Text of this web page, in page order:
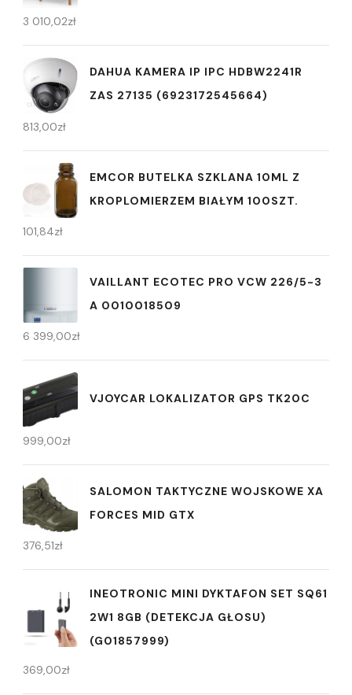
3 010,02zł
DAHUA KAMERA IP IPC HDBW2241R
ZAS 27135 (6923172545664)
813,00zł
EMCOR BUTELKA SZKLANA 10ML Z
KROPLOMIERZEM BIAŁYM 100SZT.
101,84zł
VAILLANT ECOTEC PRO VCW 226/5-3
A 0010018509
6 399,00zł
VJOYCAR LOKALIZATOR GPS TK20C
999,00zł
SALOMON TAKTYCZNE WOJSKOWE XA
FORCES MID GTX
376,51zł
INEOTRONIC MINI DYKTAFON SET SQ61
2W1 8GB (DETEKCJA GŁOSU)
(G01857999)
369,00zł